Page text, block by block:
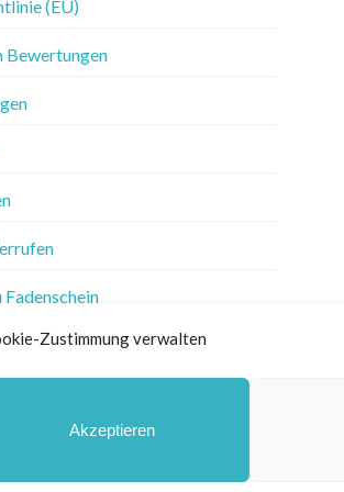
Zustimmung verwalten
Akzeptieren
(EU)
Bewertungen